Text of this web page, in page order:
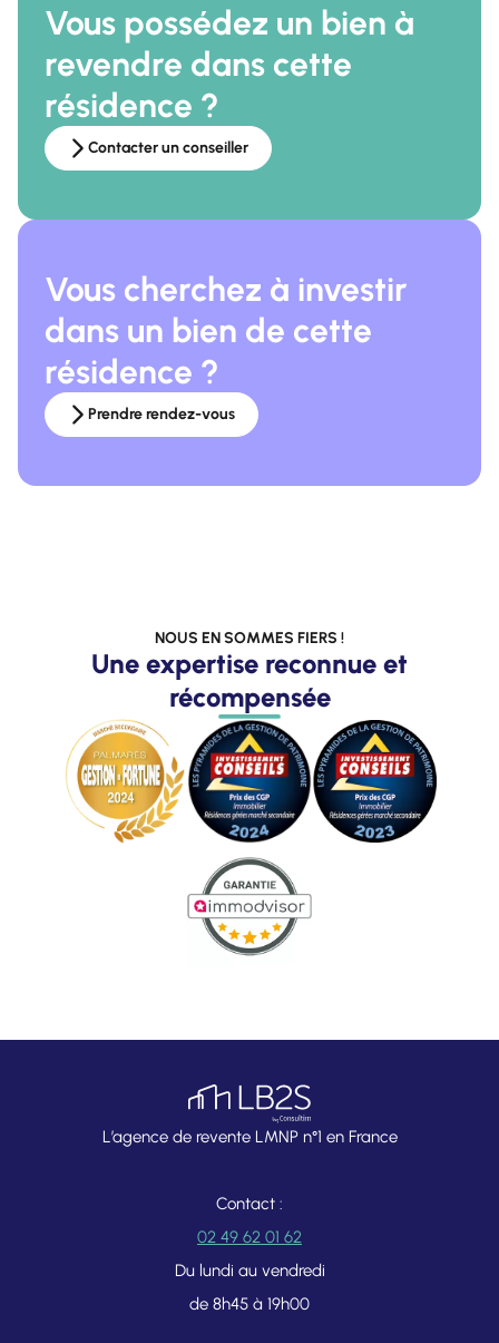
Vous possédez un bien à
revendre dans cette
résidence ?
Contacter un conseiller
Vous cherchez à investir
dans un bien de cette
résidence ?
Prendre rendez-vous
NOUS EN SOMMES FIERS !
Une expertise reconnue et
récompensée
L’agence de revente LMNP n°1 en France
Contact :
02 49 62 01 62
Du lundi au vendredi
de 8h45 à 19h00